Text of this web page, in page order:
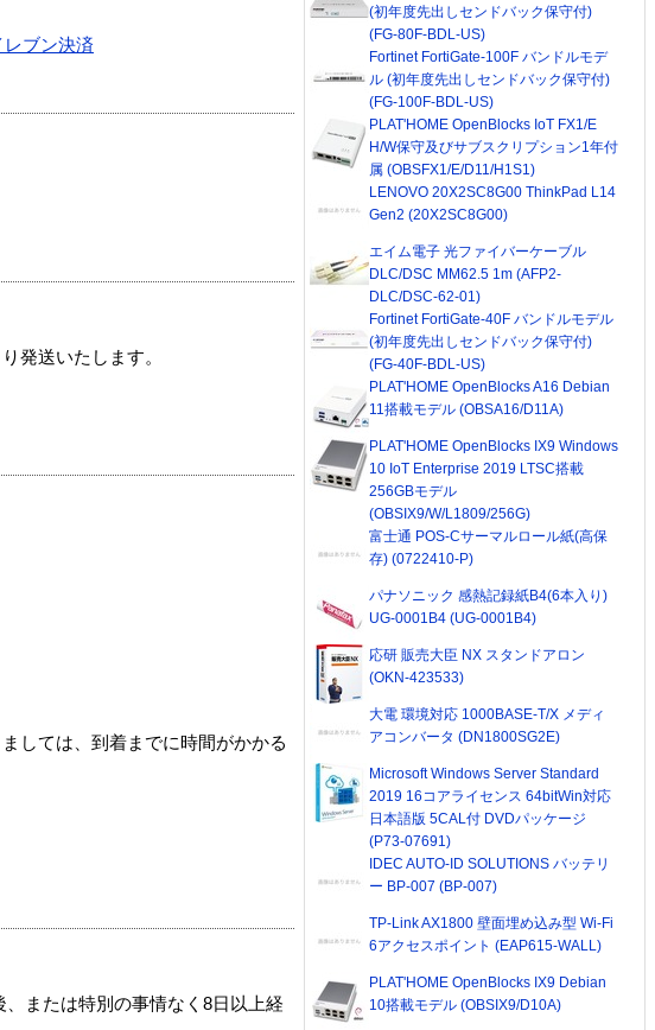
レブン決済
発送いたします。
しては、到着までに時間がかかる
または特別の事情なく8日以上経
(初年度先出しセンドバック保守付)
(FG-80F-BDL-US)
Fortinet FortiGate-100F バンドルモデ
ル (初年度先出しセンドバック保守付)
(FG-100F-BDL-US)
PLAT'HOME OpenBlocks IoT FX1/E
H/W保守及びサブスクリプション1年付
属 (OBSFX1/E/D11/H1S1)
LENOVO 20X2SC8G00 ThinkPad L14
Gen2 (20X2SC8G00)
エイム電子 光ファイバーケーブル
DLC/DSC MM62.5 1m (AFP2-
DLC/DSC-62-01)
Fortinet FortiGate-40F バンドルモデル
(初年度先出しセンドバック保守付)
(FG-40F-BDL-US)
PLAT'HOME OpenBlocks A16 Debian
11搭載モデル (OBSA16/D11A)
PLAT'HOME OpenBlocks IX9 Windows
10 IoT Enterprise 2019 LTSC搭載
256GBモデル
(OBSIX9/W/L1809/256G)
富士通 POS-Cサーマルロール紙(高保
存) (0722410-P)
パナソニック 感熱記録紙B4(6本入り)
UG-0001B4 (UG-0001B4)
応研 販売大臣 NX スタンドアロン
(OKN-423533)
大電 環境対応 1000BASE-T/X メディ
アコンバータ (DN1800SG2E)
Microsoft Windows Server Standard
2019 16コアライセンス 64bitWin対応
日本語版 5CAL付 DVDパッケージ
(P73-07691)
IDEC AUTO-ID SOLUTIONS バッテリ
ー BP-007 (BP-007)
TP-Link AX1800 壁面埋め込み型 Wi-Fi
6アクセスポイント (EAP615-WALL)
PLAT'HOME OpenBlocks IX9 Debian
10搭載モデル (OBSIX9/D10A)